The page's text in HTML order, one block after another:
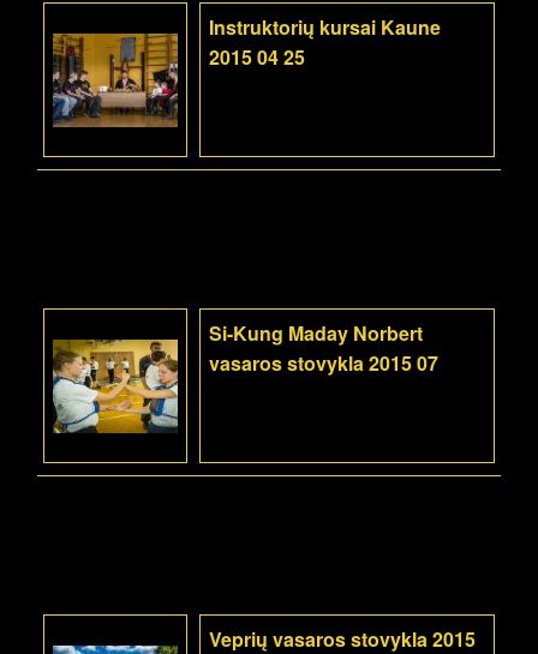
Instruktorių kursai Kaune
2015 04 25
Si-Kung Maday Norbert
vasaros stovykla 2015 07
Veprių vasaros stovykla 2015